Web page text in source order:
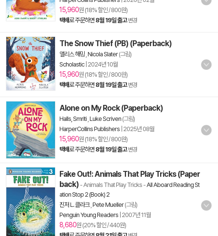
15,960원 (18% 할인 / 800원)
택배로 주문하면 8월 19일 출고 변경
The Snow Thief (PB) (Paperback)
앨리스 해밍 Nicola Slater(그림)
Scholastic| 2024년 10월
15,960원 (18% 할인 / 800원)
택배로 주문하면 8월 19일 출고 변경
Alone on My Rock (Paperback)
Halls, Smriti Luke Scriven (그림)
HarperCollins Publishers 2025년 08월
15,960원 (18% 할인 / 800원)
택배로 주문하면 8월 19일 출고 변경
Fake Out!: Animals That Play Tricks (Paper
back) - Animals That Play Tricks -All Aboard Reading St
ation Stop 2 (Book) 2
진저 L. 클라크, Pete Mueller(그림)
Penguin Young Readers 2007년 11월
8,680원 (20% 할인 / 440원)